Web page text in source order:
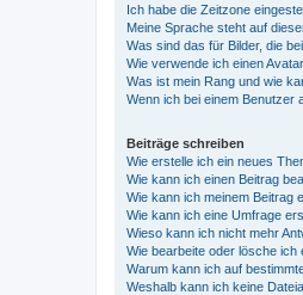
Ich habe die Zeitzone
Meine Sprache steht auf
Was sind das für Bilder, die
Wie verwende ich einen
Was ist mein Rang und wie
Wenn ich bei einem Benutzer
Beiträge schreiben
Wie erstelle ich ein neues
Wie kann ich einen Beitrag
Wie kann ich meinem Beitrag
Wie kann ich eine Umfrage
Wieso kann ich nicht mehr
Wie bearbeite oder lösche ich
Warum kann ich auf
Weshalb kann ich keine